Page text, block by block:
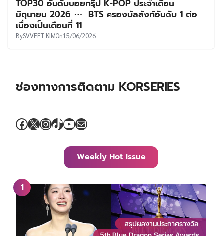
TOP30 อันดับบอยกรุ๊ป K-POP ประจำเดือน
มิถุนายน 2026 ⋯ BTS ครองบัลลังก์อันดับ 1 ต่อ
เนื่องเป็นเดือนที่ 11
BySVVEET KIMOn15/06/2026
ช่องทางการติดตาม KORSERIES
Facebook
X Instagram
TikTok
YouTube
Mail
Weekly Hot Issue